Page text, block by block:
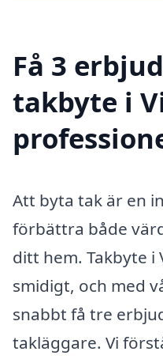
Få 3
takbyte i
Att byta tak är en
förbättra både
ditt hem. Takbyte i
smidigt, och med
snabbt få tre
takläggare. Vi